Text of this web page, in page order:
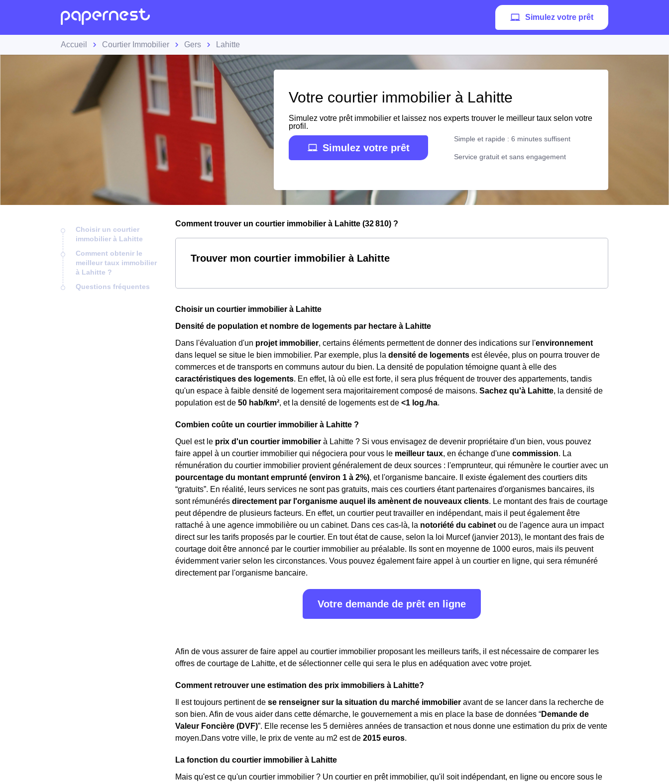
Simulez votre prêt
Accueil Courtier Immobilier Gers Lahitte
Votre courtier immobilier à Lahitte
Simulez votre prêt immobilier et laissez nos experts trouver le meilleur taux selon votre
profil.
Simulez votre prêt
Simple et rapide : 6 minutes suffisent
Service gratuit et sans engagement
Choisir un courtier
immobilier à Lahitte
Comment obtenir le
meilleur taux immobilier
à Lahitte ?
Questions fréquentes
Comment trouver un courtier immobilier à Lahitte (32 810) ?
Trouver mon courtier immobilier à Lahitte
Choisir un courtier immobilier à Lahitte
Densité de population et nombre de logements par hectare à Lahitte
Dans l'évaluation d'un projet immobilier, certains éléments permettent de donner des indications sur l'environnement
dans lequel se situe le bien immobilier. Par exemple, plus la densité de logements est élevée, plus on pourra trouver de
commerces et de transports en communs autour du bien. La densité de population témoigne quant à elle des
caractéristiques des logements. En effet, là où elle est forte, il sera plus fréquent de trouver des appartements, tandis
qu'un espace à faible densité de logement sera majoritairement composé de maisons. Sachez qu'à Lahitte, la densité de
population est de 50 hab/km², et la densité de logements est de <1 log./ha.
Combien coûte un courtier immobilier à Lahitte ?
Quel est le prix d'un courtier immobilier à Lahitte ? Si vous envisagez de devenir propriétaire d'un bien, vous pouvez
faire appel à un courtier immobilier qui négociera pour vous le meilleur taux, en échange d'une commission. La
rémunération du courtier immobilier provient généralement de deux sources : l'emprunteur, qui rémunère le courtier avec un
pourcentage du montant emprunté (environ 1 à 2%), et l'organisme bancaire. Il existe également des courtiers dits
“gratuits”. En réalité, leurs services ne sont pas gratuits, mais ces courtiers étant partenaires d'organismes bancaires, ils
sont rémunérés directement par l'organisme auquel ils amènent de nouveaux clients. Le montant des frais de courtage
peut dépendre de plusieurs facteurs. En effet, un courtier peut travailler en indépendant, mais il peut également être
rattaché à une agence immobilière ou un cabinet. Dans ces cas-là, la notoriété du cabinet ou de l'agence aura un impact
direct sur les tarifs proposés par le courtier. En tout état de cause, selon la loi Murcef (janvier 2013), le montant des frais de
courtage doit être annoncé par le courtier immobilier au préalable. Ils sont en moyenne de 1000 euros, mais ils peuvent
évidemment varier selon les circonstances. Vous pouvez également faire appel à un courtier en ligne, qui sera rémunéré
directement par l'organisme bancaire.
Votre demande de prêt en ligne
Afin de vous assurer de faire appel au courtier immobilier proposant les meilleurs tarifs, il est nécessaire de comparer les
offres de courtage de Lahitte, et de sélectionner celle qui sera le plus en adéquation avec votre projet.
Comment retrouver une estimation des prix immobiliers à Lahitte?
Il est toujours pertinent de se renseigner sur la situation du marché immobilier avant de se lancer dans la recherche de
son bien. Afin de vous aider dans cette démarche, le gouvernement a mis en place la base de données “Demande de
Valeur Foncière (DVF)”. Elle recense les 5 dernières années de transaction et nous donne une estimation du prix de vente
moyen.Dans votre ville, le prix de vente au m2 est de 2015 euros.
La fonction du courtier immobilier à Lahitte
Mais qu'est ce qu'un courtier immobilier ? Un courtier en prêt immobilier, qu'il soit indépendant, en ligne ou encore sous le